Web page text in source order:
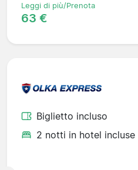
Leggi di più/Prenota
63 €
Biglietto incluso
2 notti in hotel incluse